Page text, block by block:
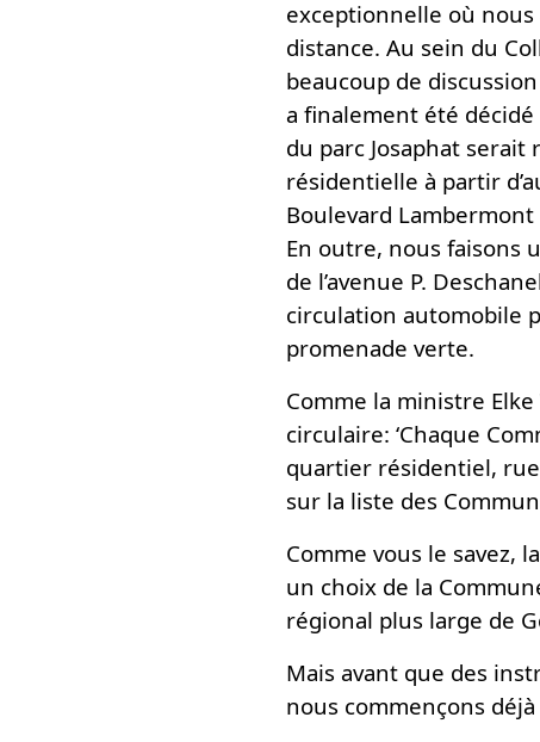
exceptionnelle où nous
distance. Au sein du
beaucoup de
a finalement été
du parc Josaphat serait
résidentielle à partir
Boulevard
En outre, nous faisons
de l’avenue P.
circulation automobile
promenade verte.
Comme la ministre
circulaire: ‘Chaque
quartier résidentiel, rue
sur la liste des
Comme vous le savez,
un choix de la
régional plus large de
Mais avant que des
nous commençons